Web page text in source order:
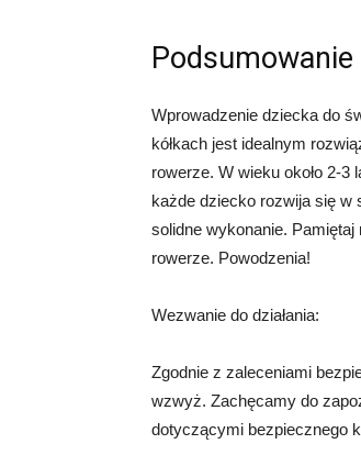
Podsumowanie
Wprowadzenie dziecka do
kółkach jest idealnym
rowerze. W wieku około 2-
każde dziecko rozwija się w
solidne wykonanie.
rowerze. Powodzenia!
Wezwanie do działania:
Zgodnie z zaleceniami
wzwyż. Zachęcamy do
dotyczącymi bezpiecznego